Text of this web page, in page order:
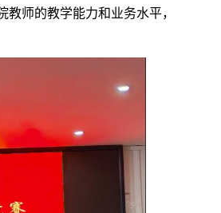
师的教学能力和业务水平，